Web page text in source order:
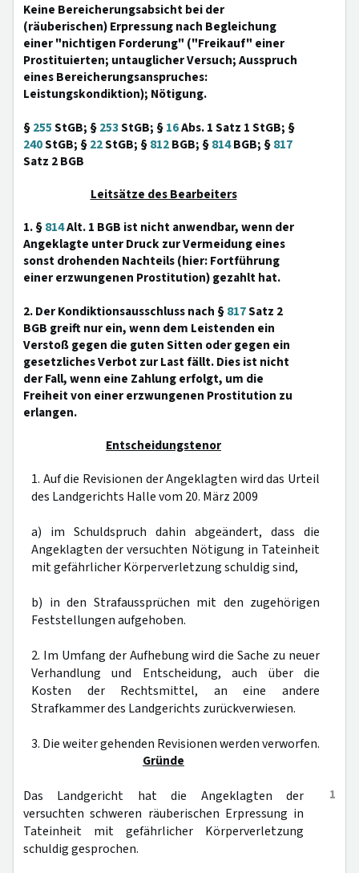
Keine Bereicherungsabsicht bei der
(räuberischen) Erpressung nach Begleichung
einer "nichtigen Forderung" ("Freikauf" einer
Prostituierten; untauglicher Versuch; Ausspruch
eines Bereicherungsanspruches:
Leistungskondiktion); Nötigung.
§255StGB; §253StGB; §16Abs. 1 Satz 1 StGB; §
240StGB; §22StGB; §812BGB; §814BGB; §817
Satz 2 BGB
Leitsätze des Bearbeiters
1. §814Alt. 1 BGB ist nicht anwendbar, wenn der
Angeklagte unter Druck zur Vermeidung eines
sonst drohenden Nachteils (hier: Fortführung
einer erzwungenen Prostitution) gezahlt hat.
2. Der Kondiktionsausschluss nach §817Satz 2
BGB greift nur ein, wenn dem Leistenden ein
Verstoß gegen die guten Sitten oder gegen ein
gesetzliches Verbot zur Last fällt. Dies ist nicht
der Fall, wenn eine Zahlung erfolgt, um die
Freiheit von einer erzwungenen Prostitution zu
erlangen.
Entscheidungstenor
1. Auf die Revisionen der Angeklagten wird das Urteil
des Landgerichts Halle vom 20. März 2009
a) im Schuldspruch dahin abgeändert, dass die
Angeklagten der versuchten Nötigung in Tateinheit
mit gefährlicher Körperverletzung schuldig sind,
b) in den Strafaussprüchen mit den zugehörigen
Feststellungen aufgehoben.
2. Im Umfang der Aufhebung wird die Sache zu neuer
Verhandlung und Entscheidung, auch über die
Kosten der Rechtsmittel, an eine andere
Strafkammer des Landgerichts zurückverwiesen.
3. Die weiter gehenden Revisionen werden verworfen.
Gründe
1
Das Landgericht hat die Angeklagten der
versuchten schweren räuberischen Erpressung in
Tateinheit mit gefährlicher Körperverletzung
schuldig gesprochen.